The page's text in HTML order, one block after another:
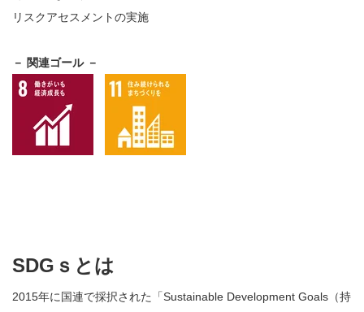
リスクアセスメントの実施
－ 関連ゴール －
SDGｓとは
2015年に国連で採択された「Sustainable Development Goals（持